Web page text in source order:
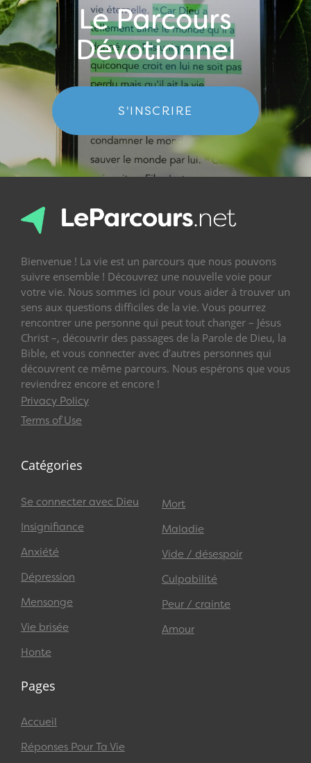
Le Parcours
Dévotionnel
S'INSCRIRE
Bienvenue ! La vie est un parcours que nous pouvons
suivre ensemble ! Découvrez une nouvelle voie pour
votre vie. Nous sommes ici pour vous aider à trouver un
sens aux questions difficiles de la vie. Vous pourrez
rencontrer une personne qui peut tout changer – Jésus
Christ –, découvrir des passages de la Parole de Dieu, la
Bible, et vous connecter avec d’autres personnes qui
découvrent ce même parcours. Nous espérons que vous
reviendrez encore et encore !
Privacy Policy
Terms of Use
Catégories
Se connecter avec Dieu
Insignifiance
Anxiété
Dépression
Mensonge
Vie brisée
Honte
Mort
Maladie
Vide / désespoir
Culpabilité
Peur / crainte
Amour
Pages
Accueil
Réponses Pour Ta Vie